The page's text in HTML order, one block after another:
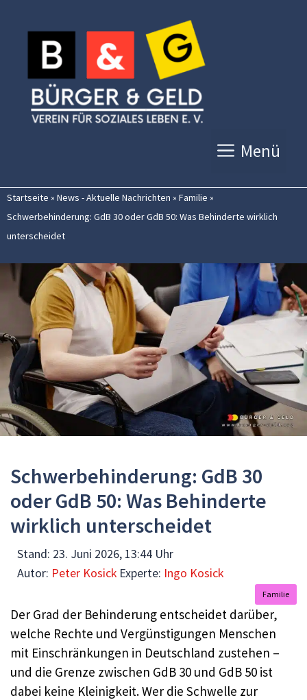
Inhalt
springen
Menü
Startseite » News - Aktuelle Nachrichten » Familie »
Schwerbehinderung: GdB 30 oder GdB 50: Was Behinderte wirklich
unterscheidet
Schwerbehinderung: GdB 30
oder GdB 50: Was Behinderte
wirklich unterscheidet
Stand: 23. Juni 2026, 13:44 Uhr
Autor: Peter Kosick Experte: Ingo Kosick
Familie
Der Grad der Behinderung entscheidet darüber,
welche Rechte und Vergünstigungen Menschen
mit Einschränkungen in Deutschland zustehen –
und die Grenze zwischen GdB 30 und GdB 50 ist
dabei keine Kleinigkeit. Wer die Schwelle zur